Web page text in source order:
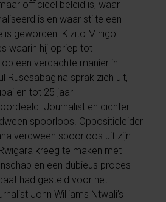
officieel beleid is, waar
is en waar stilte een
is geworden. Kizito Mihigo
waarin hij opriep tot
een verdachte manier in
Rusesabagina sprak zich uit,
en tot 25 jaar
Journalist en dichter
spoorloos. Oppositieleider
verdween spoorloos uit zijn
kreeg te maken met
en een dubieus proces
had gesteld voor het
John Williams Ntwali’s